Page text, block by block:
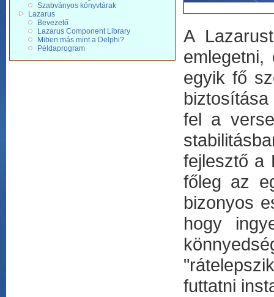
Szabványos könyvtárak
Lazarus
Bevezető
Lazarus Component Library
Miben más mint a Delphi?
Példaprogram
A
egyik fő
fel a
fejlesztő a
főleg az
bizonyos
hogy
futtatni